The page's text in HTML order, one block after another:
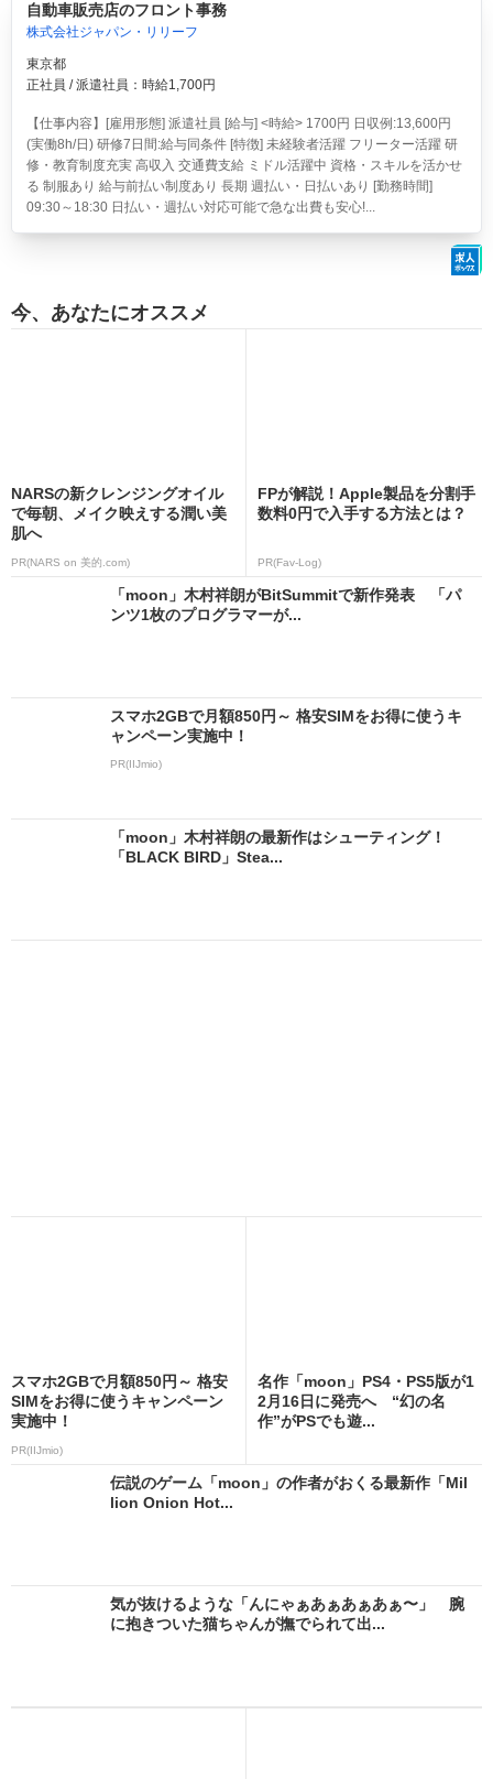
自動車販売店のフロント事務
株式会社ジャパン・リリーフ
東京都
正社員 / 派遣社員：時給1,700円
【仕事内容】[雇用形態] 派遣社員 [給与] <時給> 1700円 日収例:13,600円
(実働8h/日) 研修7日間:給与同条件 [特徴] 未経験者活躍 フリーター活躍 研
修・教育制度充実 高収入 交通費支給 ミドル活躍中 資格・スキルを活かせ
る 制服あり 給与前払い制度あり 長期 週払い・日払いあり [勤務時間]
09:30～18:30 日払い・週払い対応可能で急な出費も安心!...
今、あなたにオススメ
NARSの新クレンジングオイル
で毎朝、メイク映えする潤い美
肌へ
PR(NARS on 美的.com)
FPが解説！Apple製品を分割手
数料0円で入手する方法とは？
PR(Fav-Log)
「moon」木村祥朗がBitSummitで新作発表 「パ
ンツ1枚のプログラマーが...
スマホ2GBで月額850円～ 格安SIMをお得に使うキ
ャンペーン実施中！
PR(IIJmio)
「moon」木村祥朗の最新作はシューティング！
「BLACK BIRD」Stea...
スマホ2GBで月額850円～ 格安
SIMをお得に使うキャンペーン
実施中！
PR(IIJmio)
名作「moon」PS4・PS5版が1
2月16日に発売へ “幻の名
作”がPSでも遊...
伝説のゲーム「moon」の作者がおくる最新作「Mil
lion Onion Hot...
気が抜けるような「んにゃぁあぁあぁあぁ〜」 腕
に抱きついた猫ちゃんが撫でられて出...